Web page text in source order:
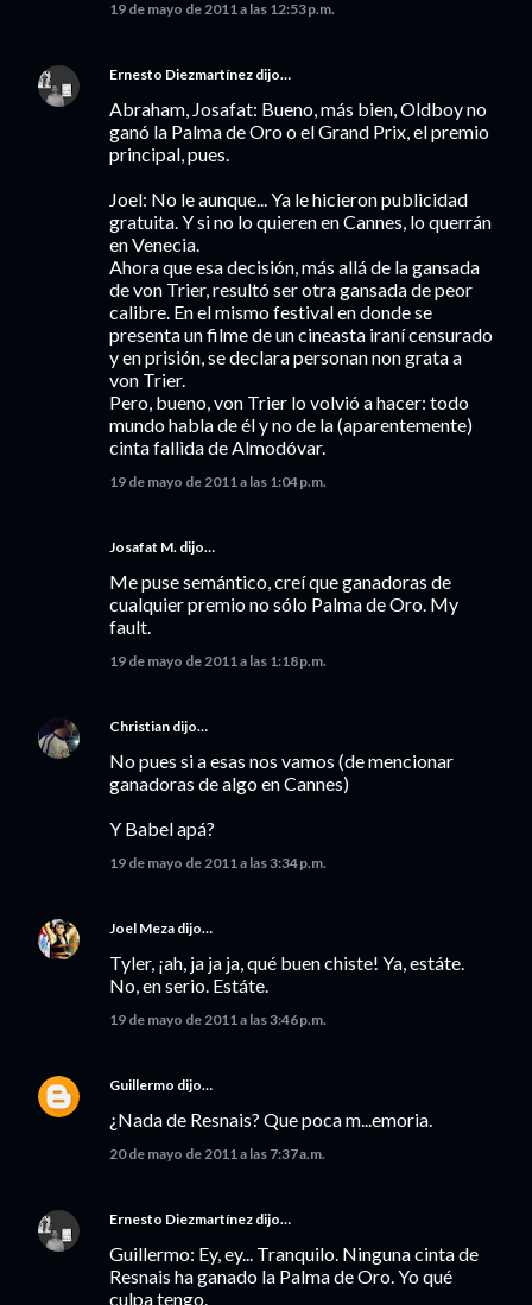
19 de mayo de 2011 a las 12:53 p.m.
Ernesto Diezmartínez dijo…
Abraham, Josafat: Bueno, más bien, Oldboy no
ganó la Palma de Oro o el Grand Prix, el premio
principal, pues.
Joel: No le aunque... Ya le hicieron publicidad
gratuita. Y si no lo quieren en Cannes, lo querrán
en Venecia.
Ahora que esa decisión, más allá de la gansada
de von Trier, resultó ser otra gansada de peor
calibre. En el mismo festival en donde se
presenta un filme de un cineasta iraní censurado
y en prisión, se declara personan non grata a
von Trier.
Pero, bueno, von Trier lo volvió a hacer: todo
mundo habla de él y no de la (aparentemente)
cinta fallida de Almodóvar.
19 de mayo de 2011 a las 1:04 p.m.
Josafat M. dijo…
Me puse semántico, creí que ganadoras de
cualquier premio no sólo Palma de Oro. My
fault.
19 de mayo de 2011 a las 1:18 p.m.
Christian dijo…
No pues si a esas nos vamos (de mencionar
ganadoras de algo en Cannes)
Y Babel apá?
19 de mayo de 2011 a las 3:34 p.m.
Joel Meza dijo…
Tyler, ¡ah, ja ja ja, qué buen chiste! Ya, estáte.
No, en serio. Estáte.
19 de mayo de 2011 a las 3:46 p.m.
Guillermo dijo…
¿Nada de Resnais? Que poca m...emoria.
20 de mayo de 2011 a las 7:37 a.m.
Ernesto Diezmartínez dijo…
Guillermo: Ey, ey... Tranquilo. Ninguna cinta de
Resnais ha ganado la Palma de Oro. Yo qué
culpa tengo.